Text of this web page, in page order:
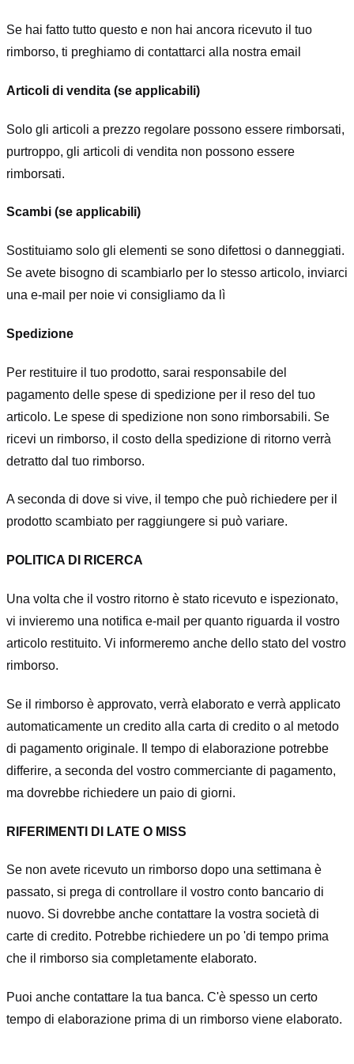
Se hai fatto tutto questo e non hai ancora ricevuto il tuo
rimborso, ti preghiamo di contattarci alla nostra email
Articoli di vendita (se applicabili)
Solo gli articoli a prezzo regolare possono essere rimborsati,
purtroppo, gli articoli di vendita non possono essere
rimborsati.
Scambi (se applicabili)
Sostituiamo solo gli elementi se sono difettosi o danneggiati.
Se avete bisogno di scambiarlo per lo stesso articolo, inviarci
una e-mail per noie vi consigliamo da lì
Spedizione
Per restituire il tuo prodotto, sarai responsabile del
pagamento delle spese di spedizione per il reso del tuo
articolo. Le spese di spedizione non sono rimborsabili. Se
ricevi un rimborso, il costo della spedizione di ritorno verrà
detratto dal tuo rimborso.
A seconda di dove si vive, il tempo che può richiedere per il
prodotto scambiato per raggiungere si può variare.
POLITICA DI RICERCA
Una volta che il vostro ritorno è stato ricevuto e ispezionato,
vi invieremo una notifica e-mail per quanto riguarda il vostro
articolo restituito. Vi informeremo anche dello stato del vostro
rimborso.
Se il rimborso è approvato, verrà elaborato e verrà applicato
automaticamente un credito alla carta di credito o al metodo
di pagamento originale. Il tempo di elaborazione potrebbe
differire, a seconda del vostro commerciante di pagamento,
ma dovrebbe richiedere un paio di giorni.
RIFERIMENTI DI LATE O MISS
Se non avete ricevuto un rimborso dopo una settimana è
passato, si prega di controllare il vostro conto bancario di
nuovo. Si dovrebbe anche contattare la vostra società di
carte di credito. Potrebbe richiedere un po 'di tempo prima
che il rimborso sia completamente elaborato.
Puoi anche contattare la tua banca. C'è spesso un certo
tempo di elaborazione prima di un rimborso viene elaborato.